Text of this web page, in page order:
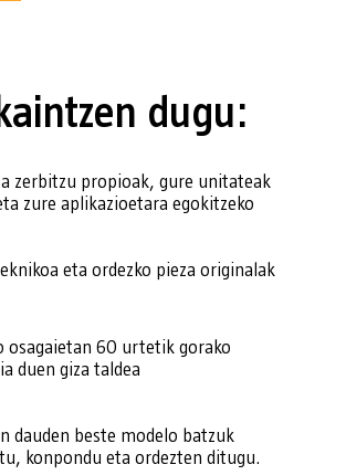
dugu:
zerbitzu propioak, gure unitateak
zure aplikazioetara egokitzeko
eta ordezko pieza originalak
osagaietan 60 urtetik gorako
duen giza taldea
dauden beste modelo batzuk
konpondu eta ordezten ditugu.